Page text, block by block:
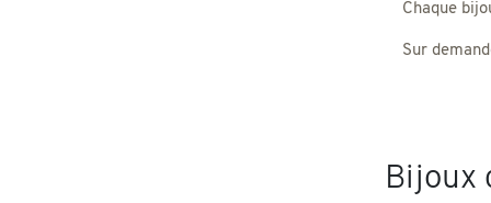
Chaque
Sur
Bijoux